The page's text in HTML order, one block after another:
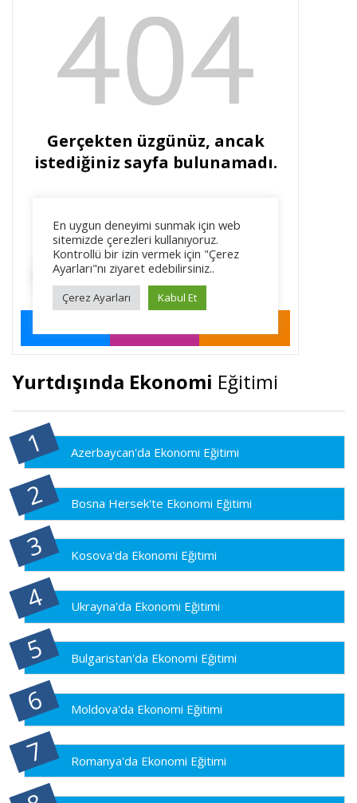
Yurtdışında Ekonomi Eğitimi
Azerbaycan'da Ekonomi Eğitimi
Bosna Hersek'te Ekonomi Eğitimi
Kosova'da Ekonomi Eğitimi
Ukrayna'da Ekonomi Eğitimi
Bulgaristan'da Ekonomi Eğitimi
Moldova'da Ekonomi Eğitimi
Romanya'da Ekonomi Eğitimi